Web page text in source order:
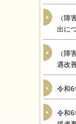
（障
出に
（障
遇改
令和6
令和6